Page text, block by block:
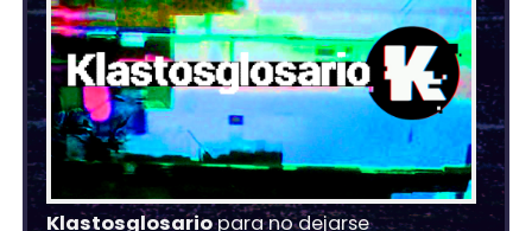
Klastosglosariopara no dejarse